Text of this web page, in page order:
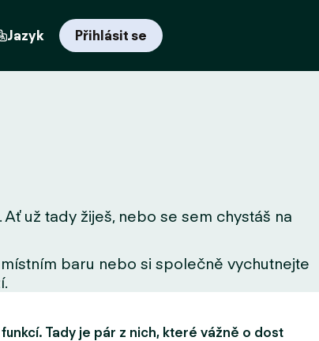
Jazyk Přihlásit se
už tady žiješ, nebo se sem chystáš na
baru nebo si společně vychutnejte
Tady je pár z nich, které vážně o dost